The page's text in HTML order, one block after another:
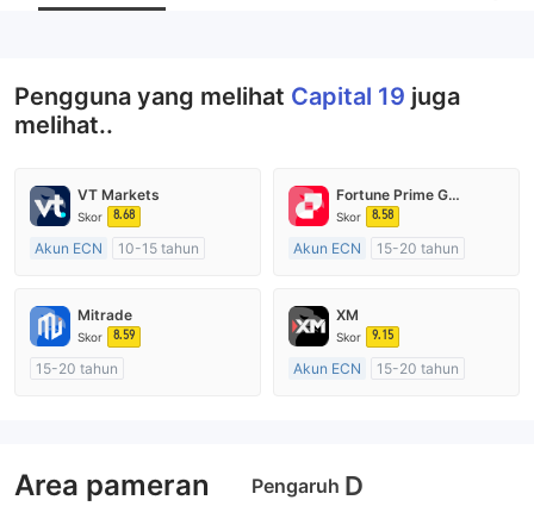
Karyawan perusahaan
Pengguna yang melihat Capital 19 juga
melihat..
VT Markets
Skor 8.68
Akun ECN
10-15 tahun
Market Maker (MM)
Lisensi Penuh MT4
Fortune Prime Global
Skor 8.58
Akun ECN
15-20 tahun
Market Maker (MM)
Lisensi Penuh MT4
Mitrade
Skor 8.59
15-20 tahun
XM
Skor 9.15
Akun ECN
15-20 tahun
Area pameran Pengaruh D